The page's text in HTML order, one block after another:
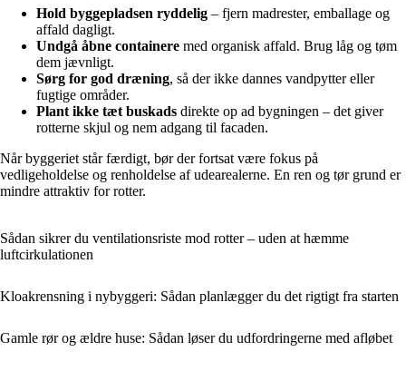
Hold byggepladsen ryddelig – fjern madrester, emballage og
affald dagligt.
Undgå åbne containere med organisk affald. Brug låg og tøm
dem jævnligt.
Sørg for god dræning, så der ikke dannes vandpytter eller
fugtige områder.
Plant ikke tæt buskads direkte op ad bygningen – det giver
rotterne skjul og nem adgang til facaden.
Når byggeriet står færdigt, bør der fortsat være fokus på
vedligeholdelse og renholdelse af udearealerne. En ren og tør grund er
mindre attraktiv for rotter.
Sådan sikrer du ventilationsriste mod rotter – uden at hæmme
luftcirkulationen
Kloakrensning i nybyggeri: Sådan planlægger du det rigtigt fra starten
Gamle rør og ældre huse: Sådan løser du udfordringerne med afløbet